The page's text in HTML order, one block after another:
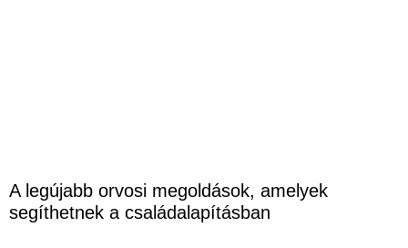
A legújabb orvosi megoldások, amelyek
segíthetnek a családalapításban